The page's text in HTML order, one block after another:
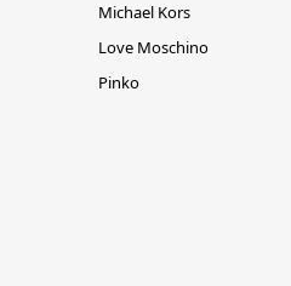
Michael Kors
Love Moschino
Pinko